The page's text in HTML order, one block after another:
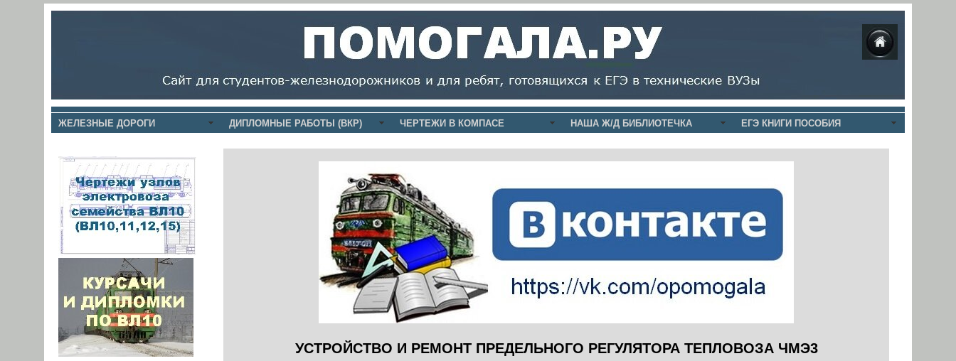
ЖЕЛЕЗНЫЕ ДОРОГИ ДИПЛОМНЫЕ РАБОТЫ (ВКР) ЧЕРТЕЖИ В КОМПАСЕ НАША Ж/Д БИБЛИОТЕЧКА ЕГЭ КНИГИ ПОСОБИЯ
УСТРОЙСТВО И РЕМОНТ ПРЕДЕЛЬНОГО РЕГУЛЯТОРА ТЕПЛОВОЗА ЧМЭ3